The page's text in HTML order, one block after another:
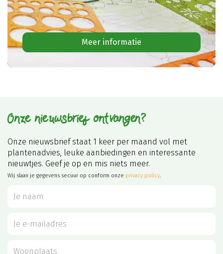
Meer informatie
Onze nieuwsbrief ontvangen?
Onze nieuwsbrief staat 1 keer per maand vol met
plantenadvies, leuke aanbiedingen en interessante
nieuwtjes. Geef je op en mis niets meer.
Wij slaan je gegevens secuur op conform onze privacy policy.